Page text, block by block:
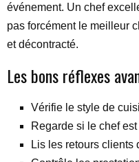
événement. Un chef
pas forcément le meilleur
et décontracté.
Les bons réflexes
Vérifie le style de
Regarde si le chef
Lis les retours clients